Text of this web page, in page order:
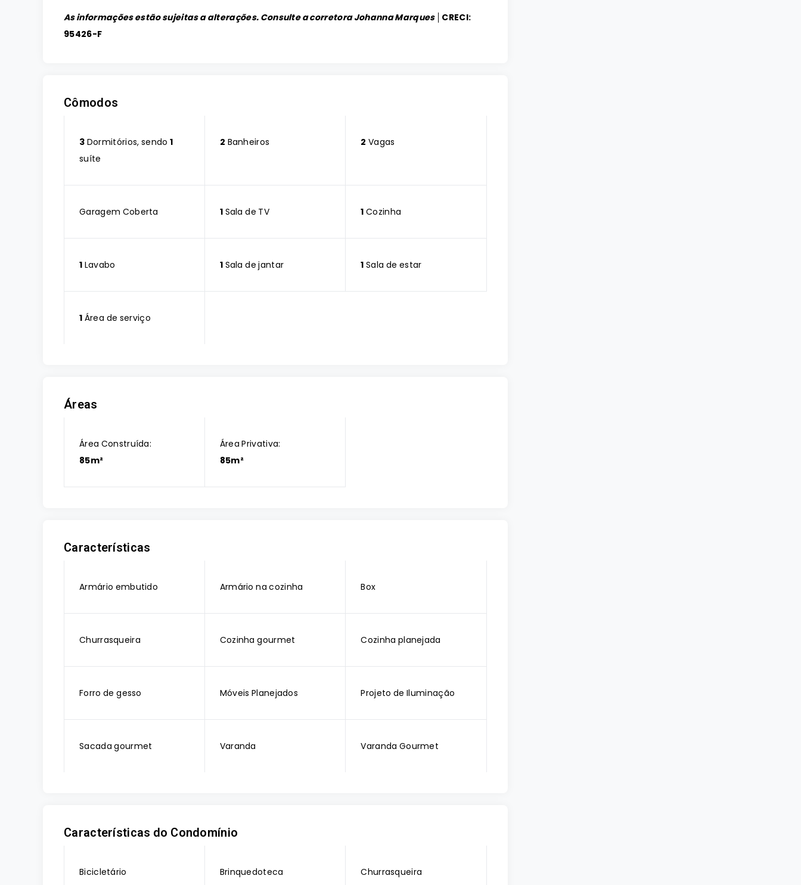
As informações estão sujeitas a alterações. Consulte a corretora Johanna Marques │ CRECI:
95426-F
Cômodos
3 Dormitórios, sendo1
suíte
2 Banheiros 2 Vagas
Garagem Coberta 1Sala de TV 1 Cozinha
1 Lavabo 1Sala de jantar 1 Sala de estar
1 Área de serviço
Áreas
Área Construída:
85m²
Área Privativa:
85m²
Características
Armário embutido Armário na cozinha Box
Churrasqueira Cozinha gourmet Cozinha planejada
Forro de gesso Móveis Planejados Projeto de Iluminação
Sacada gourmet Varanda Varanda Gourmet
Características do Condomínio
Bicicletário Brinquedoteca Churrasqueira